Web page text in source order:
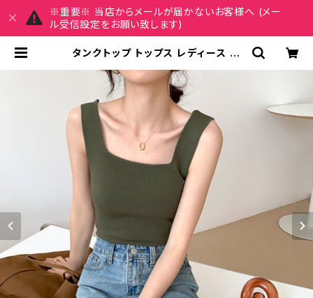
※重要※ 当店からメールが届かないお客様へ (メー
ル受信設定をお願い致します)
タンクトップ トップス レディース 春
ンプル インナー 重ね着 キャミソール
ホワイト グリーン イエロー ネイビー
ベージュ ブラック カジュアル 伸縮性
シンプル 大人 きれいめ OL オフィス
カジュアル 韓国 C-TSS0011 | M
Y CHARM マイチャーム ワンピース
スカート レディースファッション 通販